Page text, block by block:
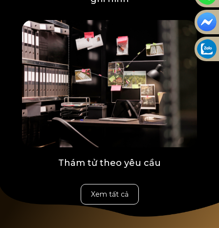
Thám tử theo yêu cầu
Xem tất cả